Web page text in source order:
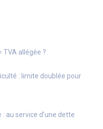
TVA allégée ?
: limite doublée pour
au service d’une dette